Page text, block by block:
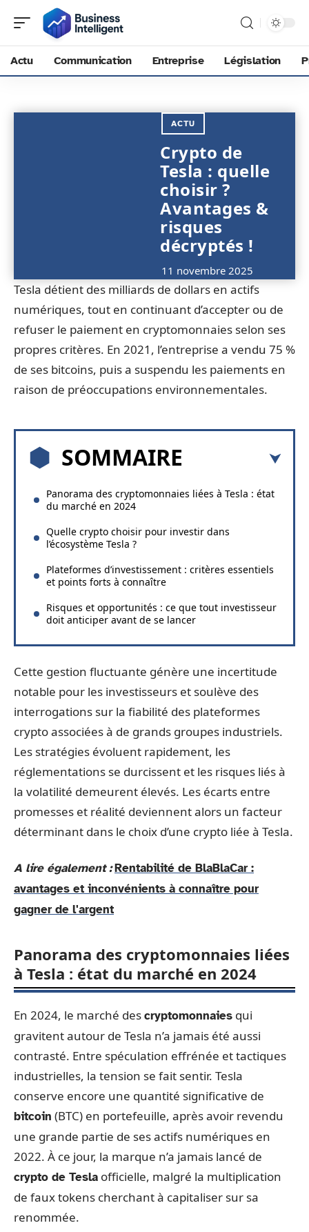
Actu Communication Entreprise Législation
ACTU
Crypto de
Tesla : quelle
choisir ?
Avantages &
risques
décryptés !
11 novembre 2025
Tesla détient des milliards de dollars en actifs
numériques, tout en continuant d’accepter ou de
refuser le paiement en cryptomonnaies selon ses
propres critères. En 2021, l’entreprise a vendu 75 %
de ses bitcoins, puis a suspendu les paiements en
raison de préoccupations environnementales.
SOMMAIRE
Panorama des cryptomonnaies liées à Tesla : état
du marché en 2024
Quelle crypto choisir pour investir dans
l’écosystème Tesla ?
Plateformes d’investissement : critères essentiels
et points forts à connaître
Risques et opportunités : ce que tout investisseur
doit anticiper avant de se lancer
Cette gestion fluctuante génère une incertitude
notable pour les investisseurs et soulève des
interrogations sur la fiabilité des plateformes
crypto associées à de grands groupes industriels.
Les stratégies évoluent rapidement, les
réglementations se durcissent et les risques liés à
la volatilité demeurent élevés. Les écarts entre
promesses et réalité deviennent alors un facteur
déterminant dans le choix d’une crypto liée à Tesla.
A lire également :Rentabilité de BlaBlaCar :
avantages et inconvénients à connaître pour
gagner de l'argent
Panorama des cryptomonnaies liées
à Tesla : état du marché en 2024
En 2024, le marché descryptomonnaies qui
gravitent autour de Tesla n’a jamais été aussi
contrasté. Entre spéculation effrénée et tactiques
industrielles, la tension se fait sentir. Tesla
conserve encore une quantité significative de
bitcoin (BTC) en portefeuille, après avoir revendu
une grande partie de ses actifs numériques en
2022. À ce jour, la marque n’a jamais lancé de
crypto de Tesla officielle, malgré la multiplication
de faux tokens cherchant à capitaliser sur sa
renommée.